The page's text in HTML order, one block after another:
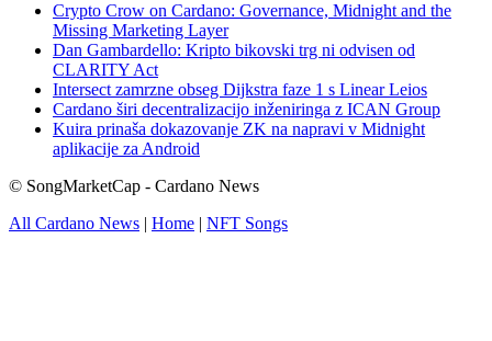
Crypto Crow on Cardano: Governance, Midnight and the
Missing Marketing Layer
Dan Gambardello: Kripto bikovski trg ni odvisen od
CLARITY Act
Intersect zamrzne obseg Dijkstra faze 1 s Linear Leios
Cardano širi decentralizacijo inženiringa z ICAN Group
Kuira prinaša dokazovanje ZK na napravi v Midnight
aplikacije za Android
© SongMarketCap - Cardano News
All Cardano News | Home | NFT Songs